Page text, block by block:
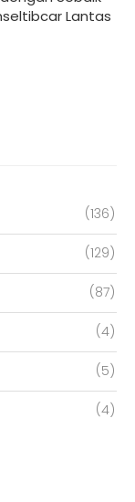
Lantas
(136)
(129)
(87)
(4)
(5)
(4)